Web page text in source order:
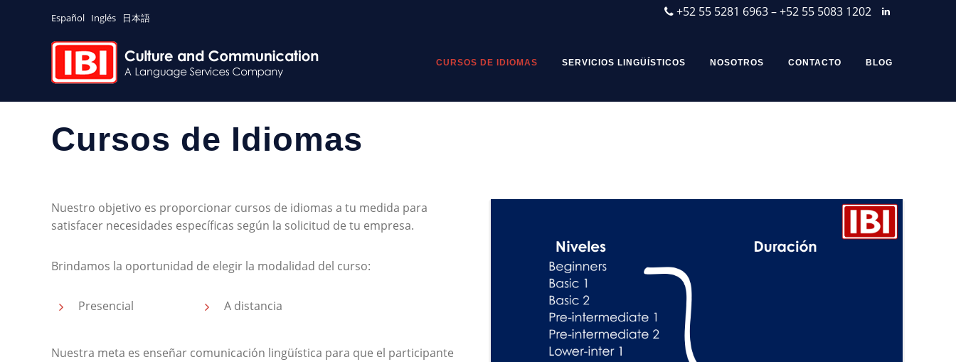
Español Inglés 日本語 +52 55 5281 6963 – +52 55 5083 1202
CURSOS DE IDIOMAS SERVICIOS LINGÜÍSTICOS NOSOTROS CONTACTO BLOG
Cursos de Idiomas
Nuestro objetivo es proporcionar cursos de idiomas a tu medida para
satisfacer necesidades específicas según la solicitud de tu empresa.
Brindamos la oportunidad de elegir la modalidad del curso:
Presencial A distancia
Nuestra meta es enseñar comunicación lingüística para que el participante